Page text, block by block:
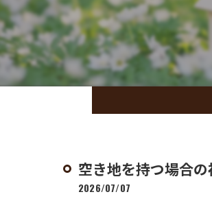
空き地を持つ場合
2026/07/07